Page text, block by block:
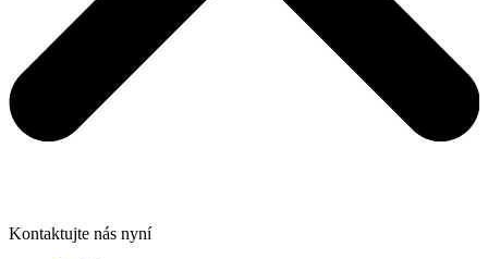
Kontaktujte nás nyní